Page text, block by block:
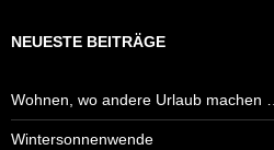
NEUESTE BEITRÄGE
Wohnen, wo andere Urlaub machen …
Wintersonnenwende